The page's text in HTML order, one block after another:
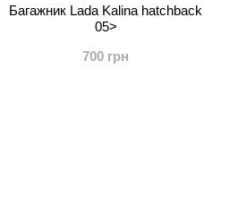
Багажник Lada Kalina hatchback
05>
700 грн